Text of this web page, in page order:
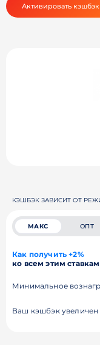
Активировать кэшбэк
КЭШБЭК ЗАВИСИТ ОТ
МАКС ОПТ
Как получить +2%
ко всем этим
Минимальное
Ваш кэшбэк увеличен